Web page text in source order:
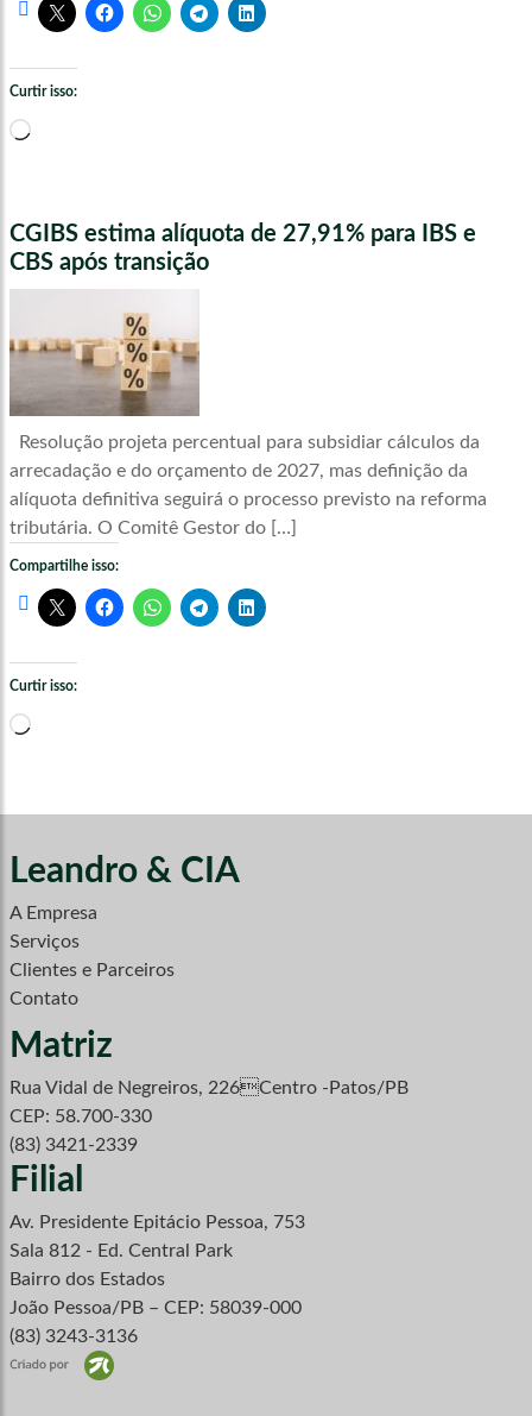
Curtir isso:
Carregando...
CGIBS estima alíquota de 27,91% para IBS e
CBS após transição
Resolução projeta percentual para subsidiar cálculos da
arrecadação e do orçamento de 2027, mas definição da
alíquota definitiva seguirá o processo previsto na reforma
tributária. O Comitê Gestor do […]
Compartilhe isso:
Curtir isso:
Carregando...
Leandro & CIA
A Empresa
Serviços
Clientes e Parceiros
Contato
Matriz
Rua Vidal de Negreiros, 226Centro -Patos/PB
CEP: 58.700-330
(83) 3421-2339
Filial
Av. Presidente Epitácio Pessoa, 753
Sala 812 - Ed. Central Park
Bairro dos Estados
João Pessoa/PB – CEP: 58039-000
(83) 3243-3136